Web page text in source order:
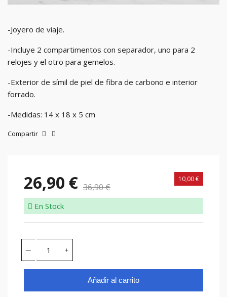
-Joyero de viaje.
-Incluye 2 compartimentos con separador, uno para 2
relojes y el otro para gemelos.
-Exterior de símil de piel de fibra de carbono e interior
forrado.
-Medidas: 14 x 18 x 5 cm
Compartir
26,90 € 36,90 €
10,00 €
En Stock
Añadir al carrito